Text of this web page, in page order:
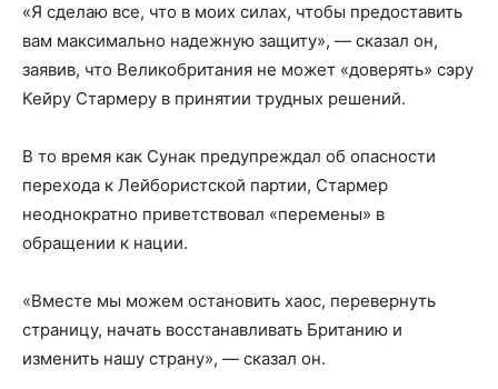
«Я сделаю все, что в моих силах, чтобы предоставить
вам максимально надежную защиту», — сказал он,
заявив, что Великобритания не может «доверять» сэру
Кейру Стармеру в принятии трудных решений.
В то время как Сунак предупреждал об опасности
перехода к Лейбористской партии, Стармер
неоднократно приветствовал «перемены» в
обращении к нации.
«Вместе мы можем остановить хаос, перевернуть
страницу, начать восстанавливать Британию и
изменить нашу страну», — сказал он.